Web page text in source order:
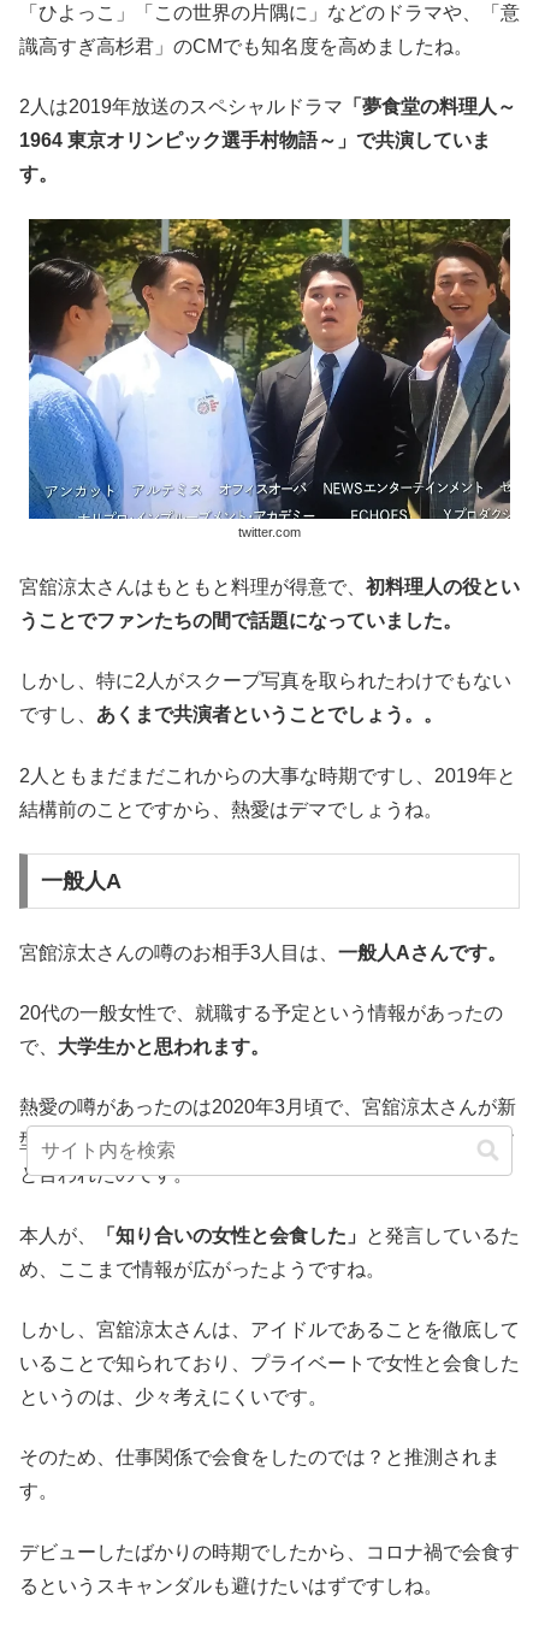
「ひよっこ」「この世界の片隅に」などのドラマや、「意
識高すぎ高杉君」のCMでも知名度を高めましたね。
2人は2019年放送のスペシャルドラマ 「夢食堂の料理人～
1964 東京オリンピック選手村物語～」で共演していま
す。
twitter.com
宮舘涼太さんはもともと料理が得意で、 初料理人の役とい
うことでファンたちの間で話題になっていました。
しかし、特に2人がスクープ写真を取られたわけでもない
ですし、 あくまで共演者ということでしょう。。
2人ともまだまだこれからの大事な時期ですし、2019年と
結構前のことですから、熱愛はデマでしょうね。
一般人A
宮館涼太さんの噂のお相手3人目は、 一般人Aさんです。
20代の一般女性で、就職する予定という情報があったの
で、 大学生かと思われます。
熱愛の噂があったのは2020年3月頃で、宮舘涼太さんが新
型コロナウイルスに感染した際、感染経路がこのAさんだ
と言われたのです。
本人が、 「知り合いの女性と会食した」
と発言しているた
め、ここまで情報が広がったようですね。
しかし、宮舘涼太さんは、アイドルであることを徹底して
いることで知られており、プライベートで女性と会食した
というのは、少々考えにくいです。
そのため、仕事関係で会食をしたのでは？と推測されま
す。
デビューしたばかりの時期でしたから、コロナ禍で会食す
るというスキャンダルも避けたいはずですしね。